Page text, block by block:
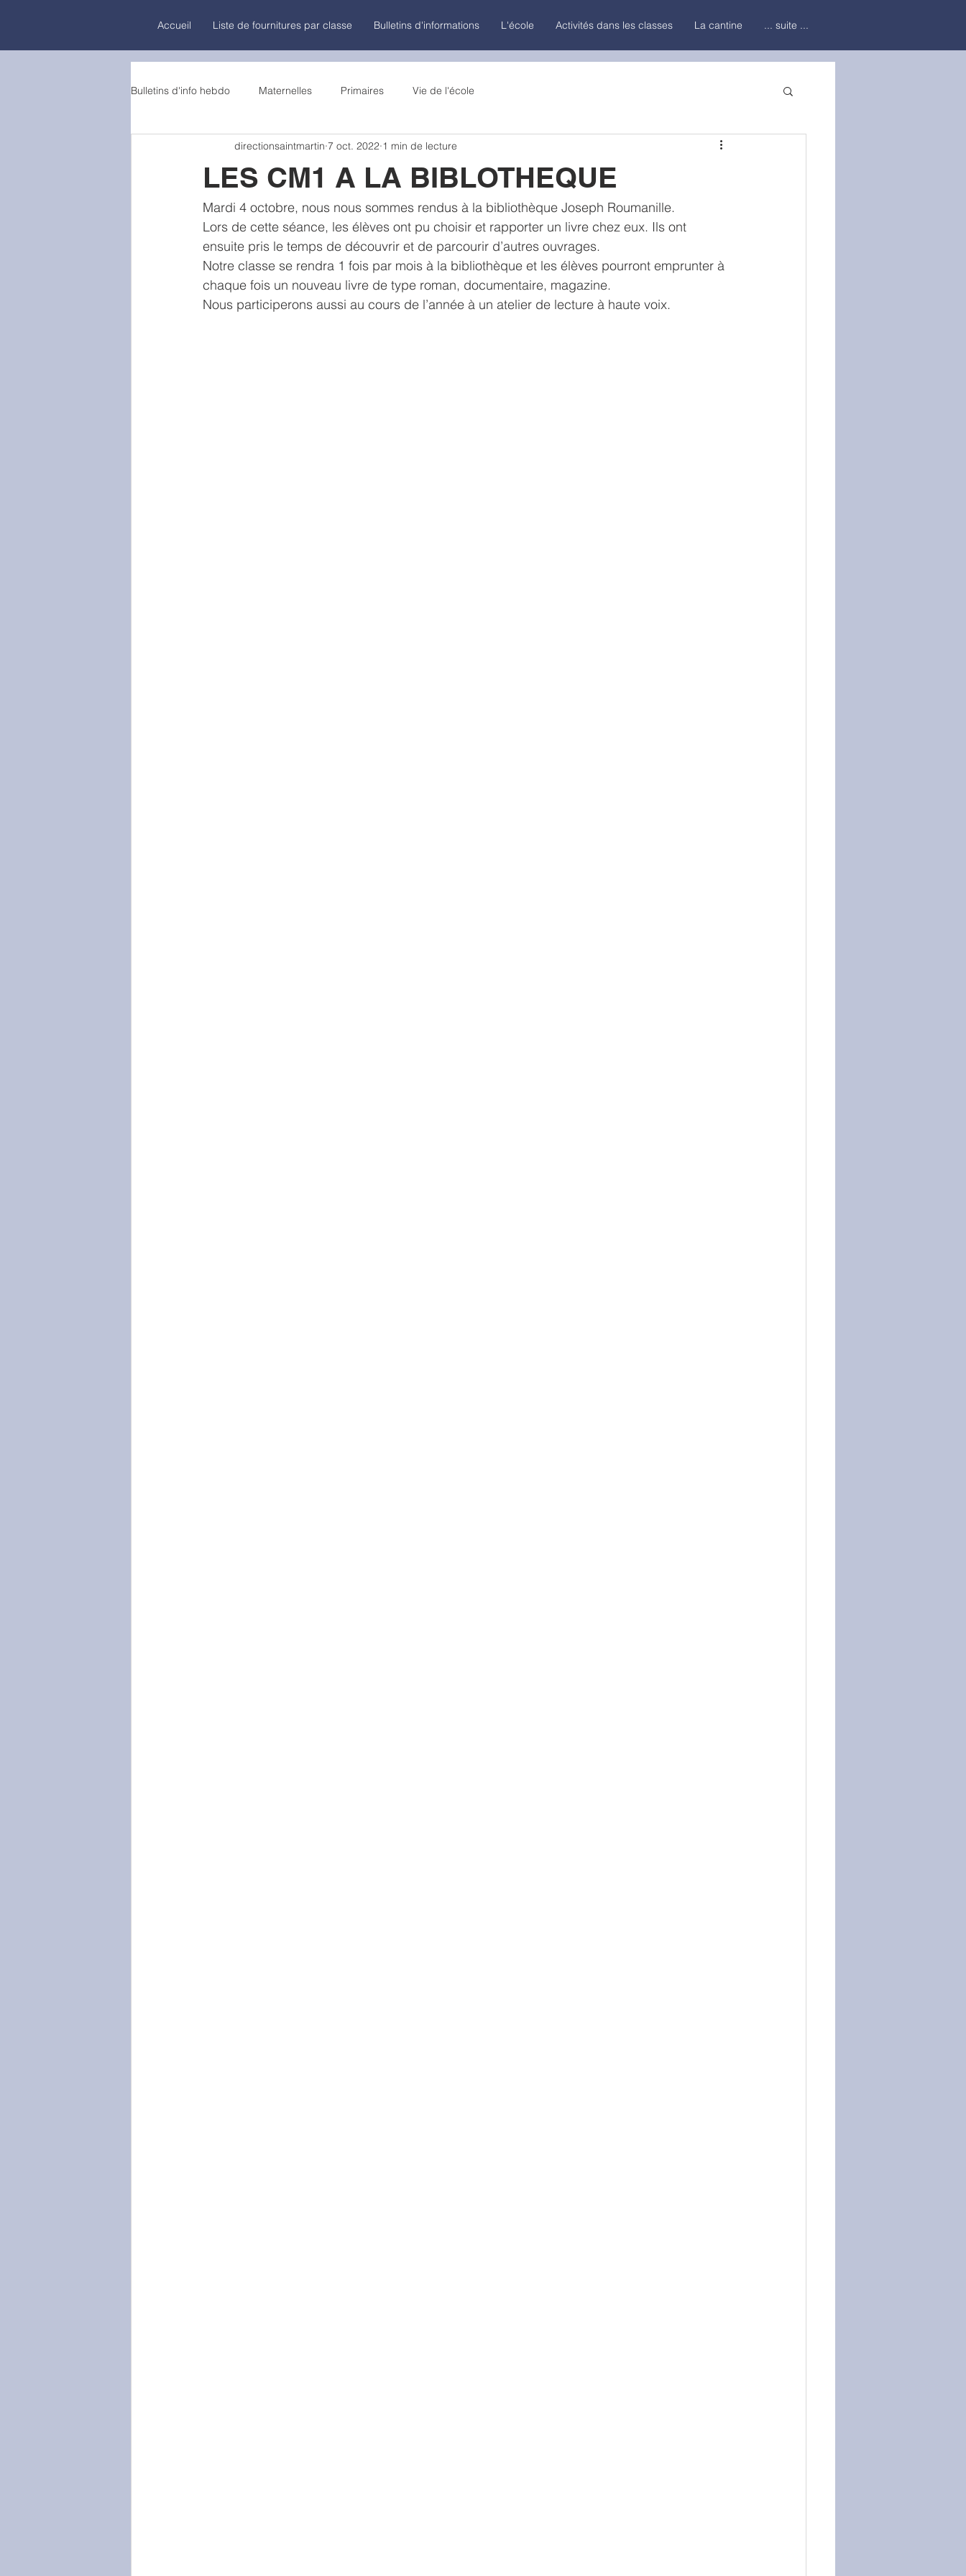
Accueil Liste de fournitures par classe Bulletins d'informations L'école Activités dans les classes La cantine ... suite ...
Bulletins d'info hebdo Maternelles Primaires Vie de l'école
LES CM1 A LA BIBLOTHEQUE
directionsaintmartin 7 oct. 2022 1 min de lecture
Mardi 4 octobre, nous nous sommes rendus à la bibliothèque Joseph Roumanille.
Lors de cette séance, les élèves ont pu choisir et rapporter un livre chez eux. Ils ont
ensuite pris le temps de découvrir et de parcourir d’autres ouvrages.
Notre classe se rendra 1 fois par mois à la bibliothèque et les élèves pourront emprunter à
chaque fois un nouveau livre de type roman, documentaire, magazine.
Nous participerons aussi au cours de l’année à un atelier de lecture à haute voix.